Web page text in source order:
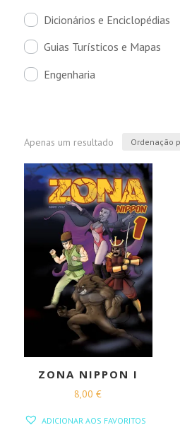
Dicionários e Enciclopédias
Guias Turísticos e Mapas
Engenharia
Apenas um resultado
ZONA NIPPON I
8,00€
ADICIONAR AOS FAVORITOS